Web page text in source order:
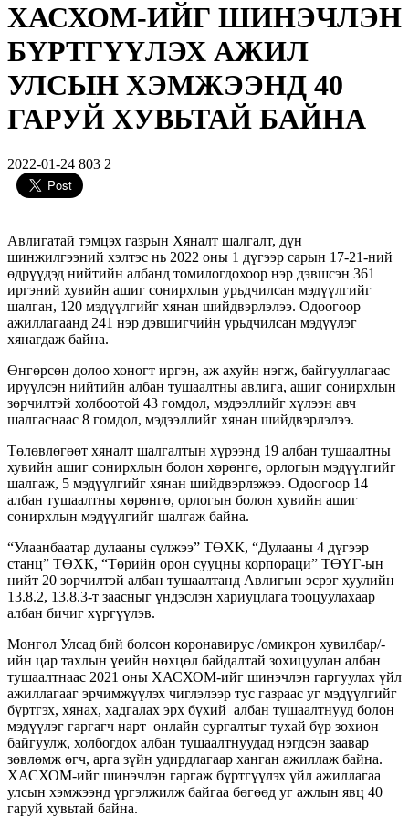
ХАСХОМ-ИЙГ ШИНЭЧЛЭН
БҮРТГҮҮЛЭХ АЖИЛ
УЛСЫН ХЭМЖЭЭНД 40
ГАРУЙ ХУВЬТАЙ БАЙНА
2022-01-24 803 2
Авлигатай тэмцэх газрын Хяналт шалгалт, дүн
шинжилгээний хэлтэс нь 2022 оны 1 дүгээр сарын 17-21-ний
өдрүүдэд нийтийн албанд томилогдохоор нэр дэвшсэн 361
иргэний хувийн ашиг сонирхлын урьдчилсан мэдүүлгийг
шалган, 120 мэдүүлгийг хянан шийдвэрлэлээ. Одоогоор
ажиллагаанд 241 нэр дэвшигчийн урьдчилсан мэдүүлэг
хянагдаж байна.
Өнгөрсөн долоо хоногт иргэн, аж ахуйн нэгж, байгууллагаас
ирүүлсэн нийтийн албан тушаалтны авлига, ашиг сонирхлын
зөрчилтэй холбоотой 43 гомдол, мэдээллийг хүлээн авч
шалгаснаас 8 гомдол, мэдээллийг хянан шийдвэрлэлээ.
Төлөвлөгөөт хяналт шалгалтын хүрээнд 19 албан тушаалтны
хувийн ашиг сонирхлын болон хөрөнгө, орлогын мэдүүлгийг
шалгаж, 5 мэдүүлгийг хянан шийдвэрлэжээ. Одоогоор 14
албан тушаалтны хөрөнгө, орлогын болон хувийн ашиг
сонирхлын мэдүүлгийг шалгаж байна.
“Улаанбаатар дулааны сүлжээ” ТӨХК, “Дулааны 4 дүгээр
станц” ТӨХК, “Төрийн орон сууцны корпораци” ТӨҮГ-ын
нийт 20 зөрчилтэй албан тушаалтанд Авлигын эсрэг хуулийн
13.8.2, 13.8.3-т заасныг үндэслэн хариуцлага тооцуулахаар
албан бичиг хүргүүлэв.
Монгол Улсад бий болсон коронавирус /омикрон хувилбар/-
ийн цар тахлын үеийн нөхцөл байдалтай зохицуулан албан
тушаалтнаас 2021 оны ХАСХОМ-ийг шинэчлэн гаргуулах үйл
ажиллагааг эрчимжүүлэх чиглэлээр тус газраас уг мэдүүлгийг
бүртгэх, хянах, хадгалах эрх бүхий албан тушаалтнууд болон
мэдүүлэг гаргагч нарт онлайн сургалтыг тухай бүр зохион
байгуулж, холбогдох албан тушаалтнуудад нэгдсэн заавар
зөвлөмж өгч, арга зүйн удирдлагаар ханган ажиллаж байна.
ХАСХОМ-ийг шинэчлэн гаргаж бүртгүүлэх үйл ажиллагаа
улсын хэмжээнд үргэлжилж байгаа бөгөөд уг ажлын явц 40
гаруй хувьтай байна.